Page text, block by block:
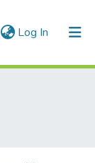
Log In (current)